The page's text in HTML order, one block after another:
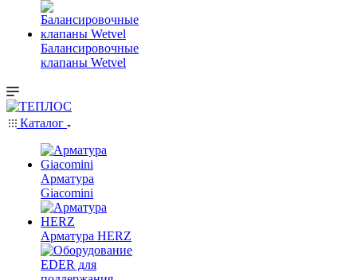
Балансировочные
клапаны Wetvel
Каталог
Арматура
Giacomini
Арматура HERZ